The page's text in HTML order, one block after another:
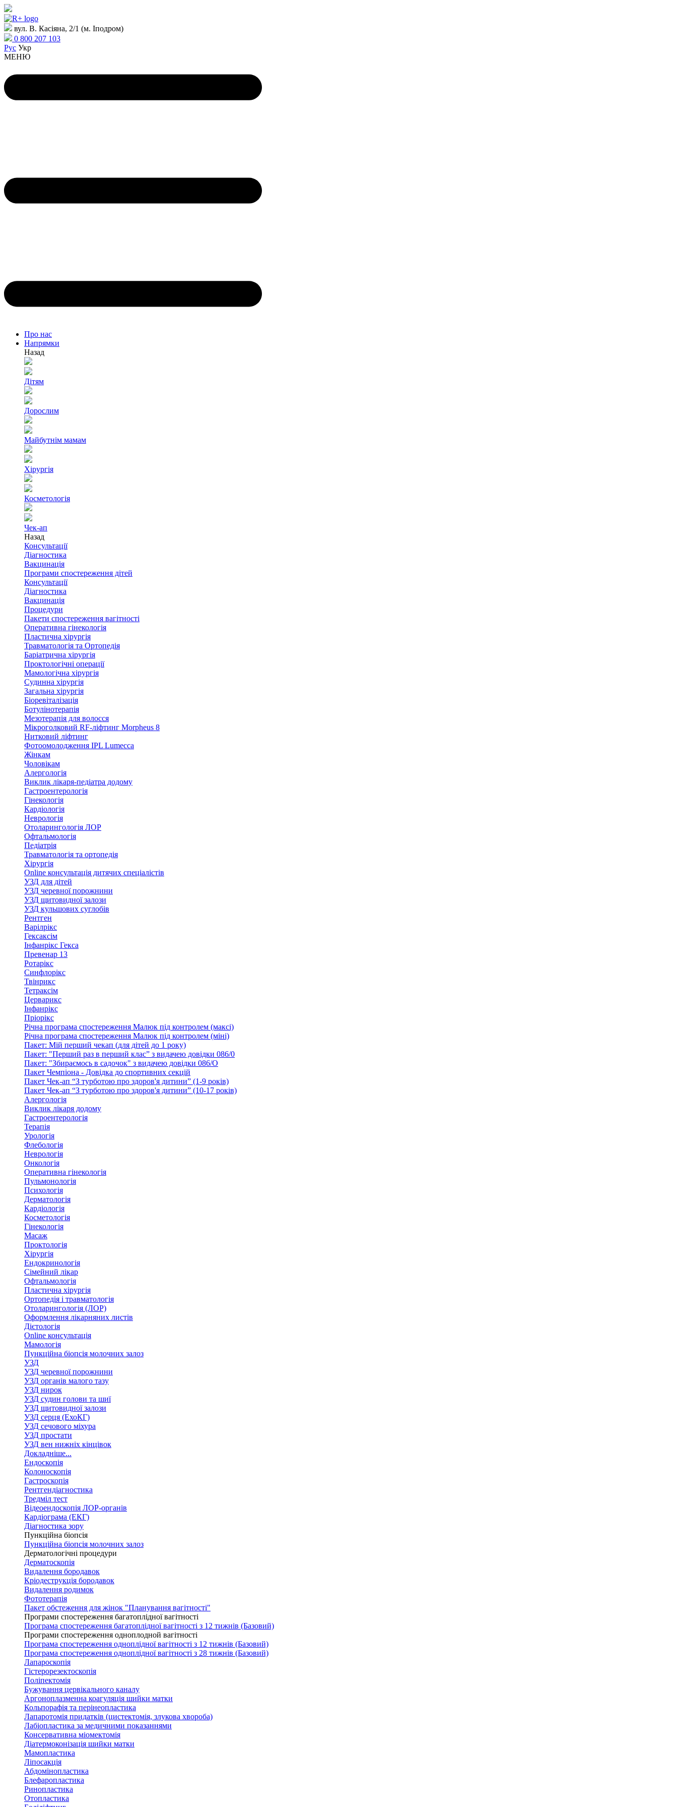
вул. В. Касіяна, 2/1 (м. Іподром)
0 800 207 103
Рус Укр
МЕНЮ
Про нас
Напрямки
Назад
Дітям
Дорослим
Майбутнім мамам
Хірургія
Косметологія
Чек-ап
Назад
Консультації
Діагностика
Вакцинація
Програми спостереження дітей
Консультації
Діагностика
Вакцинація
Процедури
Пакети спостереження вагітності
Оперативна гінекологія
Пластична хірургія
Травматологія та Ортопедія
Баріатрична хірургія
Проктологічні операції
Мамологічна хірургія
Судинна хірургія
Загальна хірургія
Біоревіталізація
Ботулінотерапія
Мезотерапія для волосся
Мікроголковий RF-ліфтинг Morpheus 8
Нитковий ліфтинг
Фотоомолодження IPL Lumecca
Жінкам
Чоловікам
Алергологія
Виклик лікаря-педіатра додому
Гастроентерологія
Гінекологія
Кардіологія
Неврологія
Отоларингологія ЛОР
Офтальмологія
Педіатрія
Травматологія та ортопедія
Хірургія
Online консультація дитячих спеціалістів
УЗД для дітей
УЗД черевної порожнини
УЗД щитовидної залози
УЗД кульшових суглобів
Рентген
Варілрікс
Гексаксім
Інфанрікс Гекса
Превенар 13
Ротарікс
Синфлорікс
Твінрикс
Тетраксім
Церварикс
Інфанрікс
Пріорікс
Річна програма спостереження Малюк під контролем (максі)
Річна програма спостереження Малюк під контролем (міні)
Пакет: Мій перший чекап (для дітей до 1 року)
Пакет: "Перший раз в перший клас” з видачею довідки 086/0
Пакет: "Збираємось в садочок" з видачею довідки 086/О
Пакет Чемпіона - Довідка до спортивних секцій
Пакет Чек-ап “З турботою про здоров'я дитини” (1-9 років)
Пакет Чек-ап “З турботою про здоров'я дитини” (10-17 років)
Алергологія
Виклик лікаря додому
Гастроентерологія
Терапія
Урологія
Флебологія
Неврологія
Онкологія
Оперативна гінекологія
Пульмонологія
Психологія
Дерматологія
Кардіологія
Косметологія
Гінекологія
Масаж
Проктологія
Хірургія
Ендокринологія
Сімейний лікар
Офтальмологія
Пластична хірургія
Ортопедія і травматологія
Отоларингологія (ЛОР)
Оформлення лікарняних листів
Дієтологія
Online консультація
Мамологія
Пункційна біопсія молочних залоз
УЗД
УЗД черевної порожнини
УЗД органів малого тазу
УЗД нирок
УЗД судин голови та шиї
УЗД щитовидної залози
УЗД серця (ЕхоКГ)
УЗД сечового міхура
УЗД простати
УЗД вен нижніх кінцівок
Докладніше...
Ендоскопія
Колоноскопія
Гастроскопія
Рентгендіагностика
Тредміл тест
Відеоендоскопія ЛОР-органів
Кардіограма (ЕКГ)
Діагностика зору
Пункційна біопсія
Пункційна біопсія молочних залоз
Дерматологічні процедури
Дерматоскопія
Видалення бородавок
Кріодеструкція бородавок
Видалення родимок
Фототерапія
Пакет обстеження для жінок "Планування вагітності"
Програми спостереження багатоплідної вагітності
Програма спостереження багатоплідної вагітності з 12 тижнів (Базовий)
Програми спостереження одноплодной вагітності
Програма спостереження одноплідної вагітності з 12 тижнів (Базовий)
Програма спостереження одноплідної вагітності з 28 тижнів (Базовий)
Лапароскопія
Гістерорезектоскопія
Поліпектомія
Бужування цервікального каналу
Аргоноплазменна коагуляція шийки матки
Кольпорафія та перінеопластика
Лапаротомія придатків (цистектомія, злукова хвороба)
Лабіопластика за медичними показаннями
Консервативна міомектомія
Діатермоконізація шийки матки
Мамопластика
Ліпосакція
Абдомінопластика
Блефаропластика
Ринопластика
Отопластика